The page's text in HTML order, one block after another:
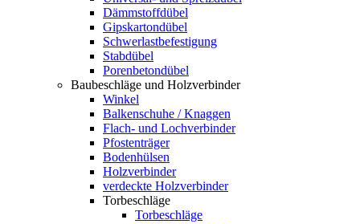
Dämmstoffdübel
Gipskartondübel
Schwerlastbefestigung
Stabdübel
Porenbetondübel
Baubeschläge und Holzverbinder
Winkel
Balkenschuhe / Knaggen
Flach- und Lochverbinder
Pfostenträger
Bodenhülsen
Holzverbinder
verdeckte Holzverbinder
Torbeschläge
Torbeschläge